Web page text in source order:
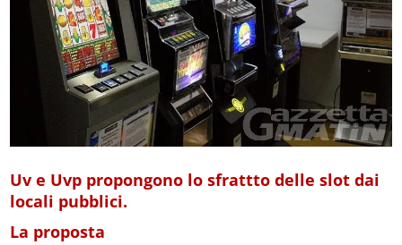
Uv e Uvp propongono lo sfrattto delle slot dai
locali pubblici.
La proposta